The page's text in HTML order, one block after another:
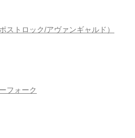
ストロック/アヴァンギャルド）
フォーク